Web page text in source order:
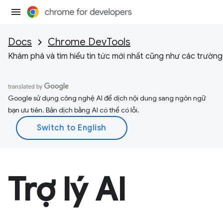
Docs Chrome DevTools
Khám phá và tìm hiểu tin tức mới nhất cũng như các
Google sử dụng công nghệ AI để dịch nội dung sang ngôn ngữ
bạn ưu tiên. Bản dịch bằng AI có thể có lỗi.
Trợ lý AI